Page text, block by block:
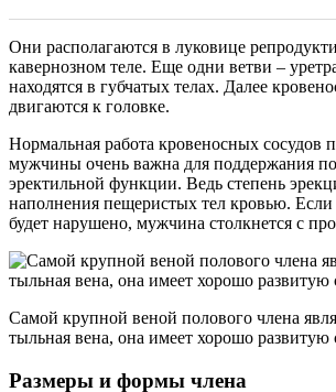
Они располагаются в луковице
кавернозном теле. Еще одни ветви –
находятся в губчатых телах. Далее
двигаются к головке.
Нормальная работа кровеносных сосудов
мужчины очень важна для поддержания
эректильной функции. Ведь степень
наполнения пещеристых тел кровью.
будет нарушено, мужчина столкнется с
Самой крупной веной полового члена
тыльная вена, она имеет хорошо развитую
Размеры и формы члена